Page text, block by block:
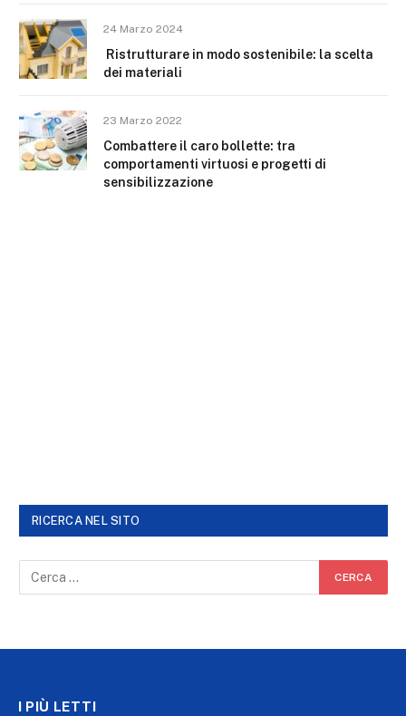
24 Marzo 2024
Ristrutturare in modo sostenibile: la scelta
dei materiali
23 Marzo 2022
Combattere il caro bollette: tra
comportamenti virtuosi e progetti di
sensibilizzazione
RICERCA NEL SITO
I PIÙ LETTI